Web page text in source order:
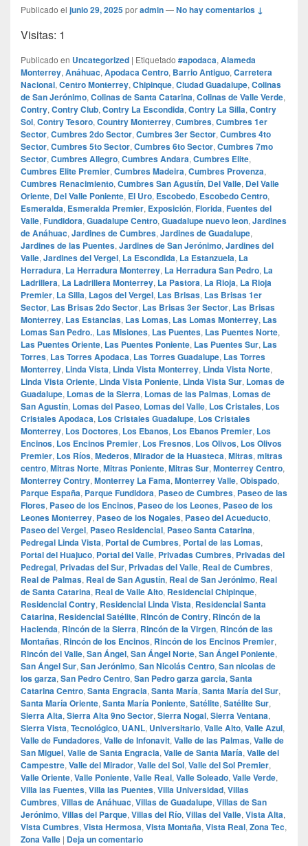
Publicado el junio 29, 2025poradmin—No hay comentarios ↓
Visitas: 1
Publicado en Uncategorized | Etiquetado #apodaca, Alameda
Monterrey, Anáhuac, Apodaca Centro, Barrio Antiguo, Carretera
Nacional, Centro Monterrey, Chipinque, Ciudad Guadalupe, Colinas
de San Jerónimo, Colinas de Santa Catarina, Colinas de Valle Verde,
Contry, Contry Club, Contry La Escondida, Contry La Silla, Contry
Sol, Contry Tesoro, Country Monterrey, Cumbres, Cumbres 1er
Sector, Cumbres 2do Sector, Cumbres 3er Sector, Cumbres 4to
Sector, Cumbres 5to Sector, Cumbres 6to Sector, Cumbres 7mo
Sector, Cumbres Allegro, Cumbres Andara, Cumbres Elite,
Cumbres Elite Premier, Cumbres Madeira, Cumbres Provenza,
Cumbres Renacimiento, Cumbres San Agustín, Del Valle, Del Valle
Oriente, Del Valle Poniente, El Uro, Escobedo, Escobedo Centro,
Esmeralda, Esmeralda Premier, Exposición, Florida, Fuentes del
Valle, Fundidora, Guadalupe Centro, Guadalupe nuevo leon, Jardines
de Anáhuac, Jardines de Cumbres, Jardines de Guadalupe,
Jardines de las Puentes, Jardines de San Jerónimo, Jardines del
Valle, Jardines del Vergel, La Escondida, La Estanzuela, La
Herradura, La Herradura Monterrey, La Herradura San Pedro, La
Ladrillera, La Ladrillera Monterrey, La Pastora, La Rioja, La Rioja
Premier, La Silla, Lagos del Vergel, Las Brisas, Las Brisas 1er
Sector, Las Brisas 2do Sector, Las Brisas 3er Sector, Las Brisas
Monterrey, Las Estancias, Las Lomas, Las Lomas Monterrey, Las
Lomas San Pedro., Las Misiones, Las Puentes, Las Puentes Norte,
Las Puentes Oriente, Las Puentes Poniente, Las Puentes Sur, Las
Torres, Las Torres Apodaca, Las Torres Guadalupe, Las Torres
Monterrey, Linda Vista, Linda Vista Monterrey, Linda Vista Norte,
Linda Vista Oriente, Linda Vista Poniente, Linda Vista Sur, Lomas de
Guadalupe, Lomas de la Sierra, Lomas de las Palmas, Lomas de
San Agustín, Lomas del Paseo, Lomas del Valle, Los Cristales, Los
Cristales Apodaca, Los Cristales Guadalupe, Los Cristales
Monterrey, Los Doctores, Los Ebanos, Los Ebanos Premier, Los
Encinos, Los Encinos Premier, Los Fresnos, Los Olivos, Los Olivos
Premier, Los Ríos, Mederos, Mirador de la Huasteca, Mitras, mitras
centro, Mitras Norte, Mitras Poniente, Mitras Sur, Monterrey Centro,
Monterrey Contry, Monterrey La Fama, Monterrey Valle, Obispado,
Parque España, Parque Fundidora, Paseo de Cumbres, Paseo de las
Flores, Paseo de los Encinos, Paseo de los Leones, Paseo de los
Leones Monterrey, Paseo de los Nogales, Paseo del Acueducto,
Paseo del Vergel, Paseo Residencial, Paseo Santa Catarina,
Pedregal Linda Vista, Portal de Cumbres, Portal de las Lomas,
Portal del Huajuco, Portal del Valle, Privadas Cumbres, Privadas del
Pedregal, Privadas del Sur, Privadas del Valle, Real de Cumbres,
Real de Palmas, Real de San Agustín, Real de San Jerónimo, Real
de Santa Catarina, Real de Valle Alto, Residencial Chipinque,
Residencial Contry, Residencial Linda Vista, Residencial Santa
Catarina, Residencial Satélite, Rincón de Contry, Rincón de la
Hacienda, Rincón de la Sierra, Rincón de la Virgen, Rincón de las
Montañas, Rincón de los Encinos, Rincón de los Encinos Premier,
Rincón del Valle, San Ángel, San Ángel Norte, San Ángel Poniente,
San Ángel Sur, San Jerónimo, San Nicolás Centro, San nicolas de
los garza, San Pedro Centro, San Pedro garza garcia, Santa
Catarina Centro, Santa Engracia, Santa María, Santa María del Sur,
Santa María Oriente, Santa María Poniente, Satélite, Satélite Sur,
Sierra Alta, Sierra Alta 9no Sector, Sierra Nogal, Sierra Ventana,
Sierra Vista, Tecnológico, UANL, Universitario, Valle Alto, Valle Azul,
Valle de Fundadores, Valle de Infonavit, Valle de las Palmas, Valle de
San Miguel, Valle de Santa Engracia, Valle de Santa María, Valle del
Campestre, Valle del Mirador, Valle del Sol, Valle del Sol Premier,
Valle Oriente, Valle Poniente, Valle Real, Valle Soleado, Valle Verde,
Villa las Fuentes, Villa las Puentes, Villa Universidad, Villas
Cumbres, Villas de Anáhuac, Villas de Guadalupe, Villas de San
Jerónimo, Villas del Parque, Villas del Río, Villas del Valle, Vista Alta,
Vista Cumbres, Vista Hermosa, Vista Montaña, Vista Real, Zona Tec,
Zona Valle | Deja un comentario